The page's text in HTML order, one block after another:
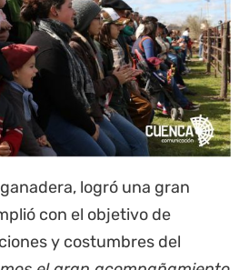
logró una gran
con el objetivo de
y costumbres del